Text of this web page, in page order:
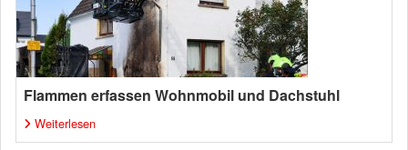
Flammen erfassen Wohnmobil und Dachstuhl
Weiterlesen